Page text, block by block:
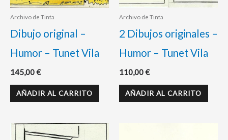
Archivo de Tinta
Dibujo original –
Humor – Tunet Vila
145,00€
AÑADIR AL CARRITO
Archivo de Tinta
2 Dibujos originales –
Humor – Tunet Vila
110,00€
AÑADIR AL CARRITO